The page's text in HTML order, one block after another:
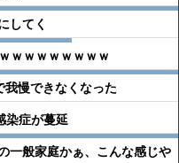
してく
ｗｗｗｗｗｗｗｗ
慢できなくなった
染症が蔓延
一般家庭かぁ、こんな感じや